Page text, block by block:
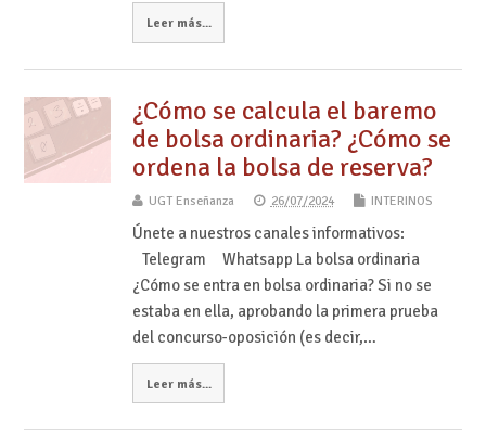
Leer más...
¿Cómo se calcula el baremo
de bolsa ordinaria? ¿Cómo se
ordena la bolsa de reserva?
UGT Enseñanza 26/07/2024 INTERINOS
Únete a nuestros canales informativos:
Telegram Whatsapp La bolsa ordinaria
¿Cómo se entra en bolsa ordinaria? Si no se
estaba en ella, aprobando la primera prueba
del concurso-oposición (es decir,…
Leer más...